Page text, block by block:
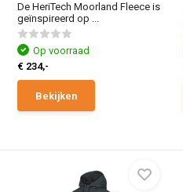
De HeriTech Moorland Fleece is
geïnspireerd op ...
Op voorraad
€ 234,-
Bekijken